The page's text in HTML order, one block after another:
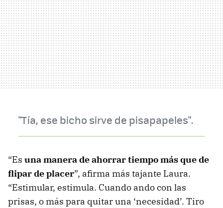
"Tía, ese bicho sirve de pisapapeles".
“Es una manera de ahorrar tiempo más que de
flipar de placer”, afirma más tajante Laura.
“Estimular, estimula. Cuando ando con las
prisas, o más para quitar una ‘necesidad’. Tiro